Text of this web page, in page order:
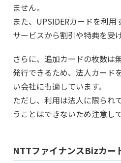
ません。
また、UPSIDERカードを利
サービスから割引や特典を受
さらに、追加カードの枚数は
発行できるため、法人カード
い会社にも適しています。
ただし、利用は法人に限られ
うことはできないため注意し
NTTファイナンスBizカー